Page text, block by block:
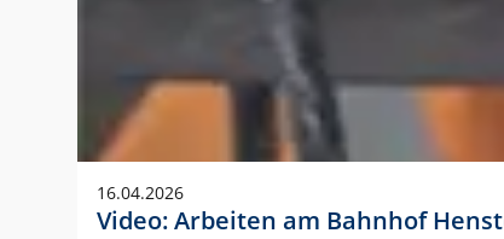
Anwendungsgröße im Layout:
Die Logohöhe beträgt 4 – 10 % der jeweiligen
folgende fest definierte Anwendungsgrößen im
16.04.2026
Video: Arbeiten am Bahnhof